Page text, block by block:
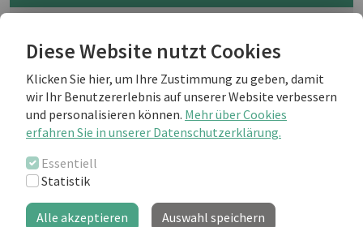
Diese Website nutzt Cookies
Klicken Sie hier, um Ihre Zustimmung zu geben, damit
wir Ihr Benutzererlebnis auf unserer Website verbessern
und personalisieren können. Mehr über Cookies
erfahren Sie in unserer Datenschutzerklärung.
Essentiell
Statistik
Alle akzeptieren Auswahl speichern
Fotolia
generally a good way to choose a
restaurant, hotel, or even a health
care provider! Use the dialogue below
as a guide if you find yourself needing
to ask for recommendations.